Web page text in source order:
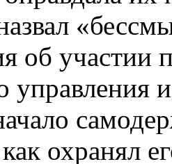
об участии
управления
охранял